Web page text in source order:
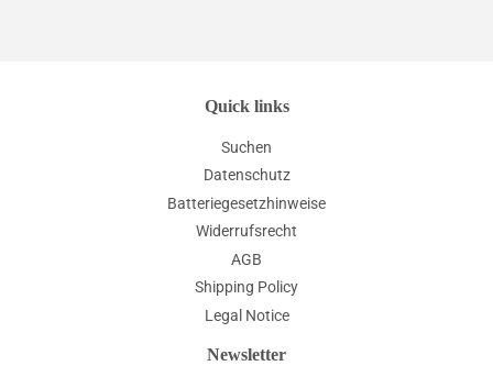
Quick links
Suchen
Datenschutz
Batteriegesetzhinweise
Widerrufsrecht
AGB
Shipping Policy
Legal Notice
Newsletter